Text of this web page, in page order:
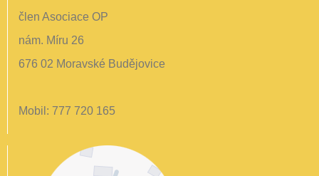
člen Asociace OP
nám. Míru 26
676 02 Moravské Budějovice
Mobil: 777 720 165